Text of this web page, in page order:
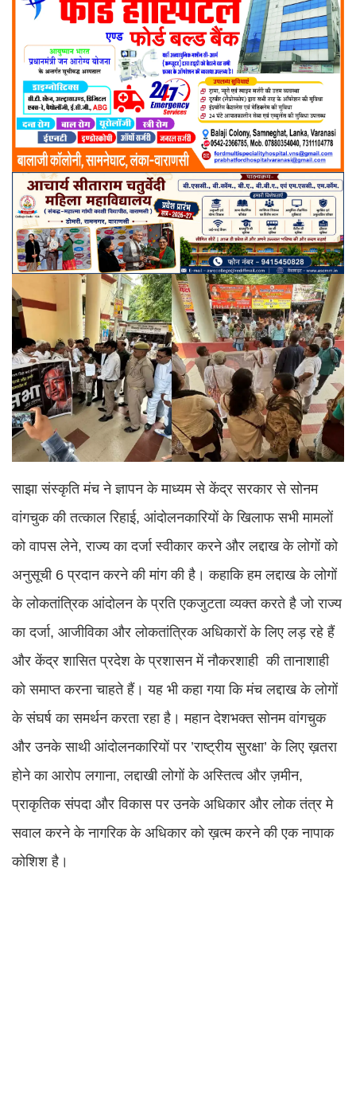
साझा संस्कृति मंच ने ज्ञापन के माध्यम से केंद्र सरकार से सोनम
वांगचुक की तत्काल रिहाई, आंदोलनकारियों के खिलाफ सभी मामलों
को वापस लेने, राज्य का दर्जा स्वीकार करने और लद्दाख के लोगों को
अनुसूची 6 प्रदान करने की मांग की है। कहाकि हम लद्दाख के लोगों
के लोकतांत्रिक आंदोलन के प्रति एकजुटता व्यक्त करते है जो राज्य
का दर्जा, आजीविका और लोकतांत्रिक अधिकारों के लिए लड़ रहे हैं
और केंद्र शासित प्रदेश के प्रशासन में नौकरशाही की तानाशाही
को समाप्त करना चाहते हैं। यह भी कहा गया कि मंच लद्दाख के लोगों
के संघर्ष का समर्थन करता रहा है। महान देशभक्त सोनम वांगचुक
और उनके साथी आंदोलनकारियों पर ’राष्ट्रीय सुरक्षा’ के लिए ख़तरा
होने का आरोप लगाना, लद्दाखी लोगों के अस्तित्व और ज़मीन,
प्राकृतिक संपदा और विकास पर उनके अधिकार और लोक तंत्र मे
सवाल करने के नागरिक के अधिकार को ख़त्म करने की एक नापाक
कोशिश है।